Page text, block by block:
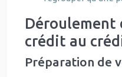
Déroulement
crédit au
Préparation de